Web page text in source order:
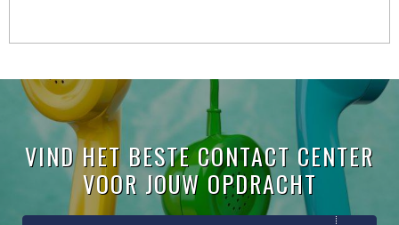
VIND HET BESTE CONTACT CENTER
VOOR JOUW OPDRACHT